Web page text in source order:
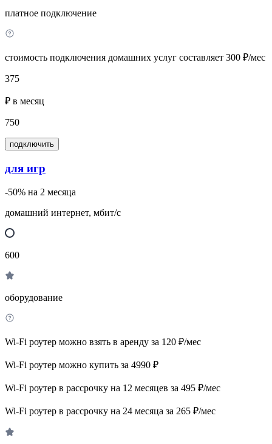
платное подключение
стоимость подключения домашних услуг составляет 300 ₽/мес
375
₽ в месяц
750
подключить
для игр
-50% на 2 месяца
домашний интернет, мбит/с
600
оборудование
Wi-Fi роутер можно взять в аренду за 120 ₽/мес
Wi-Fi роутер можно купить за 4990 ₽
Wi-Fi роутер в рассрочку на 12 месяцев за 495 ₽/мес
Wi-Fi роутер в рассрочку на 24 месяца за 265 ₽/мес